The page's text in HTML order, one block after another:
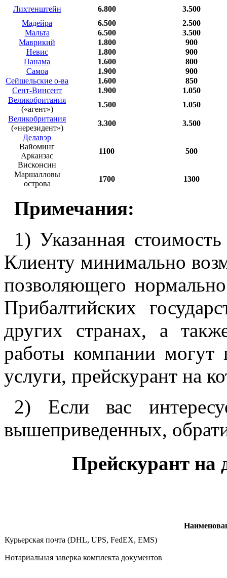
Лихтенштейн
6.800
3.500
Мадейра
6.500
2.500
Мальта
6.500
3.500
Маврикий
1.800
900
Невис
1.800
900
Панама
1.600
800
Самоа
1.900
900
Сейшельские о-ва
1.600
850
Сент-Винсент
1.900
1.050
Великобритания
(«агент»)
1.500
1.050
Великобритания
(«нерезидент»)
3.300
3.500
Делавэр
Вайоминг
Арканзас
Висконсин
1100 500
Маршалловы
острова
1700 1300
Примечания:
1) Указанная стоимость
Клиенту минимально
позволяющего
Прибалтийских
других странах, а
работы компании могут
услуги, прейскурант на
2) Если вас
вышеприведенных,
Прейскурант на
Курьерская почта (DHL, UPS, FedEX, EMS)
Нотариальная заверка комплекта документов